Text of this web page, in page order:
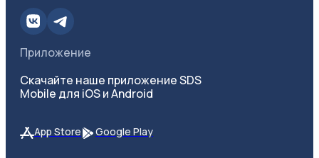
Приложение
Скачайте наше приложение SDS
Mobile для iOS и Android
App Store Google Play